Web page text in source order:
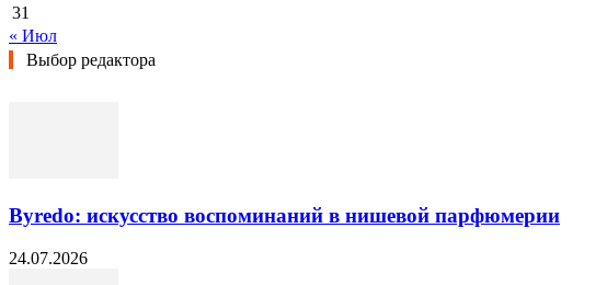
31
« Июл
Выбор редактора
Byredo: искусство воспоминаний в нишевой парфюмерии
24.07.2026